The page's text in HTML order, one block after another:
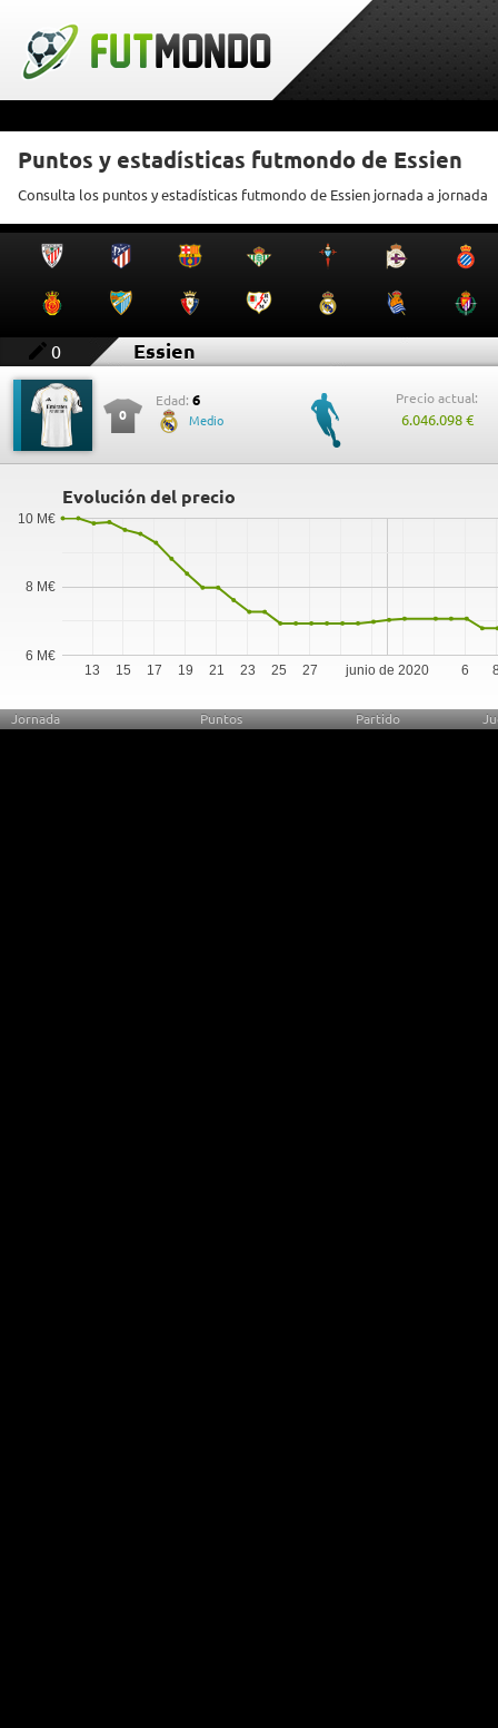
Puntos y estadísticas futmondo de Essien
Consulta los puntos y estadísticas futmondo de Essien jornada a jornada
0 Essien
0
Edad: 6
Medio
Precio actual:
6.046.098 €
Evolución del precio
junio de 2020
13 15 17 19 21 23 25 27 6
6 M€
8 M€
10 M€
Jornada Puntos Partido